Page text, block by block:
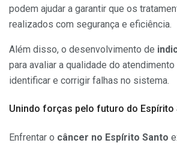
podem ajudar a garantir que os
realizados com segurança e eficiência.
Além disso, o desenvolvimento de
para avaliar a qualidade do
identificar e corrigir falhas no sistema.
Unindo forças pelo futuro do Espírito
Enfrentar o câncer no Espírito Santo